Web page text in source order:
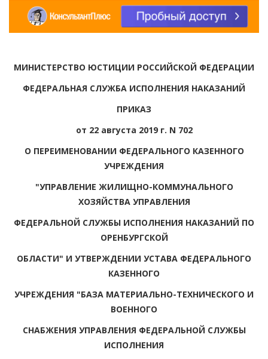
МИНИСТЕРСТВО ЮСТИЦИИ РОССИЙСКОЙ ФЕДЕРАЦИИ
ФЕДЕРАЛЬНАЯ СЛУЖБА ИСПОЛНЕНИЯ НАКАЗАНИЙ
ПРИКАЗ
от 22 августа 2019 г. N 702
О ПЕРЕИМЕНОВАНИИ ФЕДЕРАЛЬНОГО КАЗЕННОГО
УЧРЕЖДЕНИЯ
"УПРАВЛЕНИЕ ЖИЛИЩНО-КОММУНАЛЬНОГО
ХОЗЯЙСТВА УПРАВЛЕНИЯ
ФЕДЕРАЛЬНОЙ СЛУЖБЫ ИСПОЛНЕНИЯ НАКАЗАНИЙ ПО
ОРЕНБУРГСКОЙ
ОБЛАСТИ" И УТВЕРЖДЕНИИ УСТАВА ФЕДЕРАЛЬНОГО
КАЗЕННОГО
УЧРЕЖДЕНИЯ "БАЗА МАТЕРИАЛЬНО-ТЕХНИЧЕСКОГО И
ВОЕННОГО
СНАБЖЕНИЯ УПРАВЛЕНИЯ ФЕДЕРАЛЬНОЙ СЛУЖБЫ
ИСПОЛНЕНИЯ